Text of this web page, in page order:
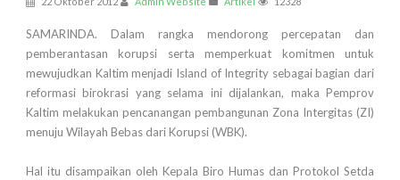
SAMARINDA. Dalam rangka mendorong percepatan dan
pemberantasan korupsi serta memperkuat komitmen untuk
mewujudkan Kaltim menjadi Island of Integrity sebagai bagian dari
reformasi birokrasi yang selama ini dijalankan, maka Pemprov
Kaltim melakukan pencanangan pembangunan Zona Intergitas (ZI)
menuju Wilayah Bebas dari Korupsi (WBK).
Hal itu disampaikan oleh Kepala Biro Humas dan Protokol Setda